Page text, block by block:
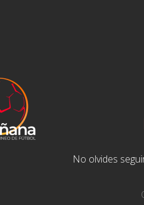
No olvides